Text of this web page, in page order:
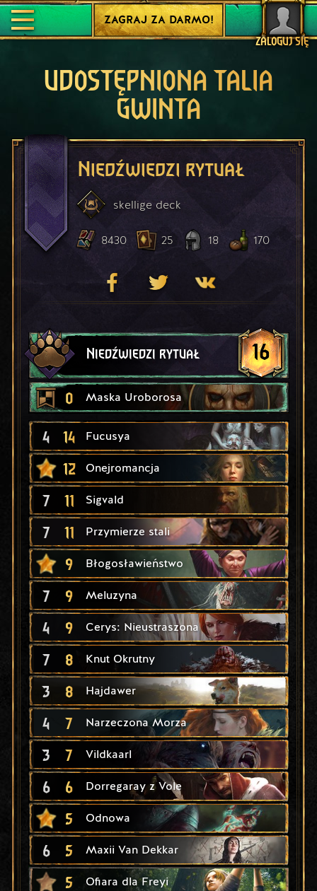
ZALOGUJ SIĘ
ZAGRAJ ZA DARMO!
UDOSTĘPNIONA TALIA
GWINTA
Niedźwiedzi rytuał
skellige deck
8430 25 18 170
Niedźwiedzi rytuał 16
0 Maska Uroborosa
4 14 Fucusya
12 Onejromancja
7 11 Sigvald
7 11 Przymierze stali
9 Błogosławieństwo
7 9 Meluzyna
4 9 Cerys: Nieustraszona
7 8 Knut Okrutny
3 8 Hajdawer
4 7 Narzeczona Morza
3 7 Vildkaarl
6 6 Dorregaray z Vole
5 Odnowa
6 5 Maxii Van Dekkar
5 Ofiara dla Freyi